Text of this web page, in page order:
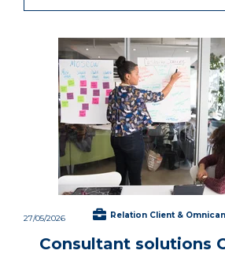
27/05/2026 Relation Client &
Consultant solutions